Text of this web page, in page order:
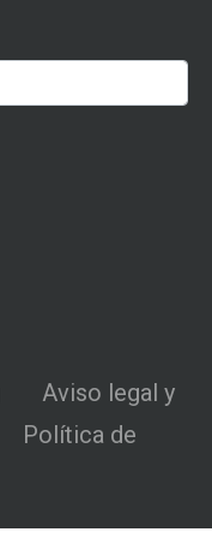
Aviso legal y
Política de